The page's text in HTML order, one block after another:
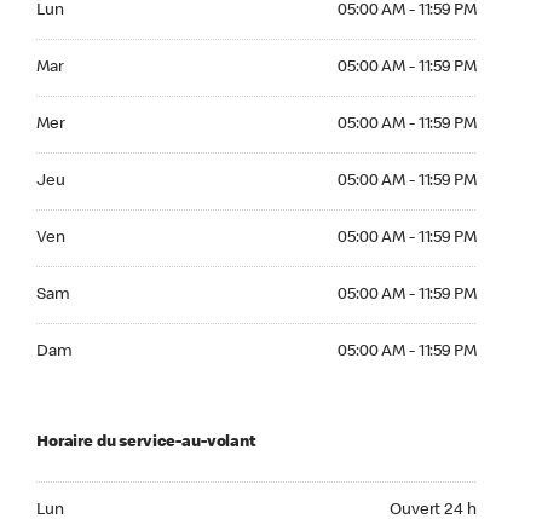
Lun 05:00 AM - 11:59 PM
Mar 05:00 AM - 11:59 PM
Mer 05:00 AM - 11:59 PM
Jeu 05:00 AM - 11:59 PM
Ven 05:00 AM - 11:59 PM
Sam 05:00 AM - 11:59 PM
Dam 05:00 AM - 11:59 PM
Horaire du service-au-volant
Lun Ouvert 24 h